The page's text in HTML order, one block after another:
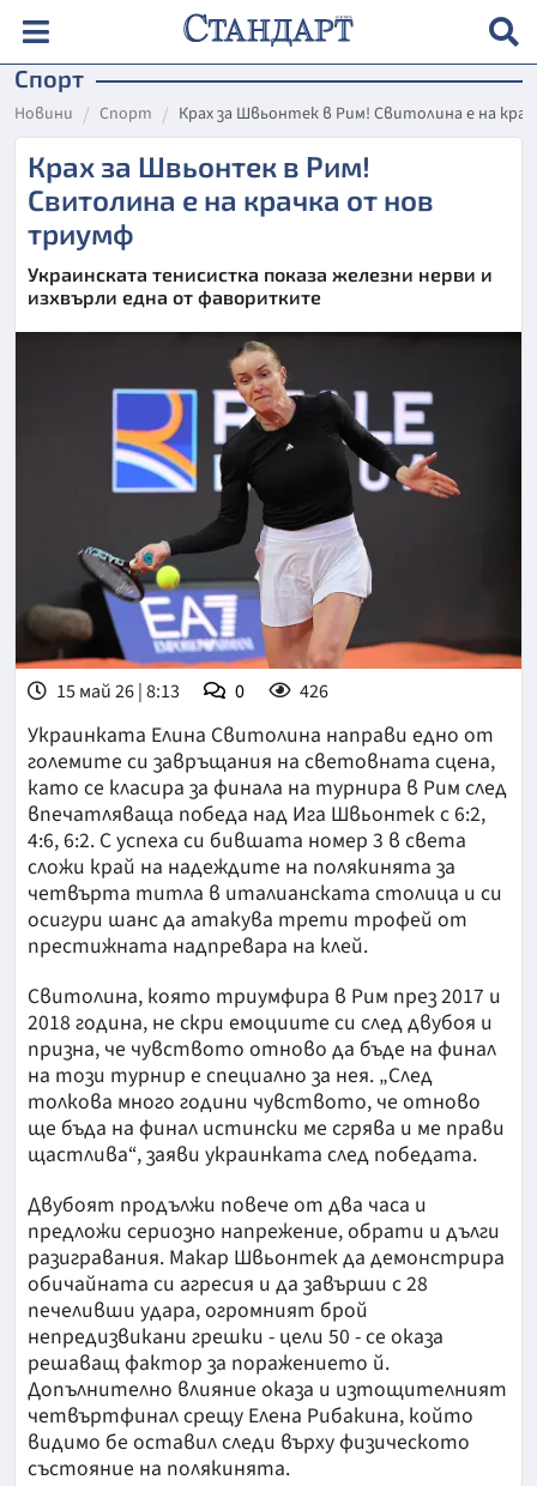
Спорт
Новини Спорт Крах за Швьонтек в Рим! Свитолина е на
Крах за Швьонтек в Рим!
Свитолина е на крачка от нов
триумф
Украинската тенисистка показа железни нерви и
изхвърли една от фаворитките
15 май 26 | 8:13 0 426
Украинката Елина Свитолина направи едно от
големите си завръщания на световната сцена,
като се класира за финала на турнира в Рим след
впечатляваща победа над Ига Швьонтек с 6:2,
4:6, 6:2. С успеха си бившата номер 3 в света
сложи край на надеждите на полякинята за
четвърта титла в италианската столица и си
осигури шанс да атакува трети трофей от
престижната надпревара на клей.
Свитолина, която триумфира в Рим през 2017 и
2018 година, не скри емоциите си след двубоя и
призна, че чувството отново да бъде на финал
на този турнир е специално за нея. „След
толкова много години чувството, че отново
ще бъда на финал истински ме сгрява и ме прави
щастлива“, заяви украинката след победата.
Двубоят продължи повече от два часа и
предложи сериозно напрежение, обрати и дълги
разигравания. Макар Швьонтек да демонстрира
обичайната си агресия и да завърши с 28
печеливши удара, огромният брой
непредизвикани грешки - цели 50 - се оказа
решаващ фактор за поражението й.
Допълнително влияние оказа и изтощителният
четвъртфинал срещу Елена Рибакина, който
видимо бе оставил следи върху физическото
състояние на полякинята.